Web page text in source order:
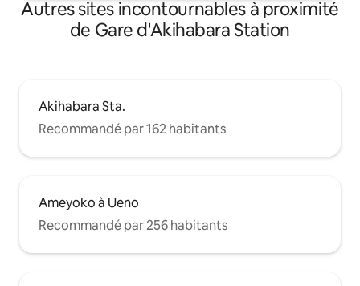
est interdite. Veuillez nous informer
avant votre arrivée si le nombre de
voyageurs change.
Autres sites incontournables à proximité
de Gare d'Akihabara Station
Akihabara Sta.
Recommandé par 162 habitants
Ameyoko à Ueno
Recommandé par 256 habitants